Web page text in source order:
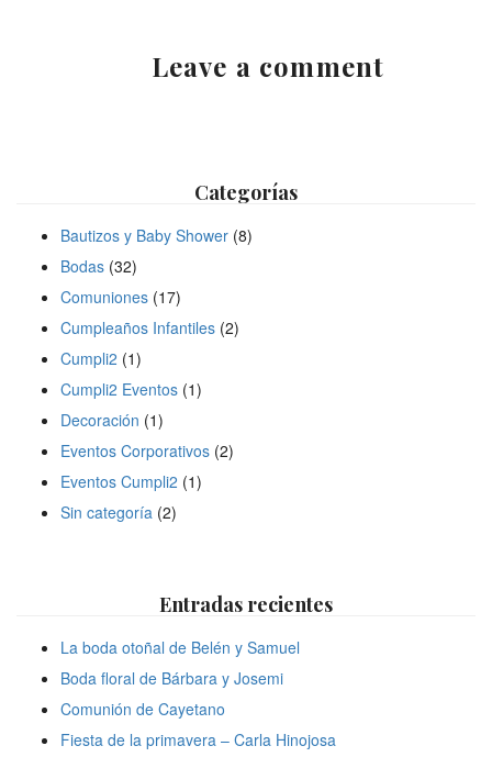
Leave a comment
Categorías
Bautizos y Baby Shower (8)
Bodas (32)
Comuniones (17)
Cumpleaños Infantiles (2)
Cumpli2 (1)
Cumpli2 Eventos (1)
Decoración (1)
Eventos Corporativos (2)
Eventos Cumpli2 (1)
Sin categoría (2)
Entradas recientes
La boda otoñal de Belén y Samuel
Boda floral de Bárbara y Josemi
Comunión de Cayetano
Fiesta de la primavera – Carla Hinojosa